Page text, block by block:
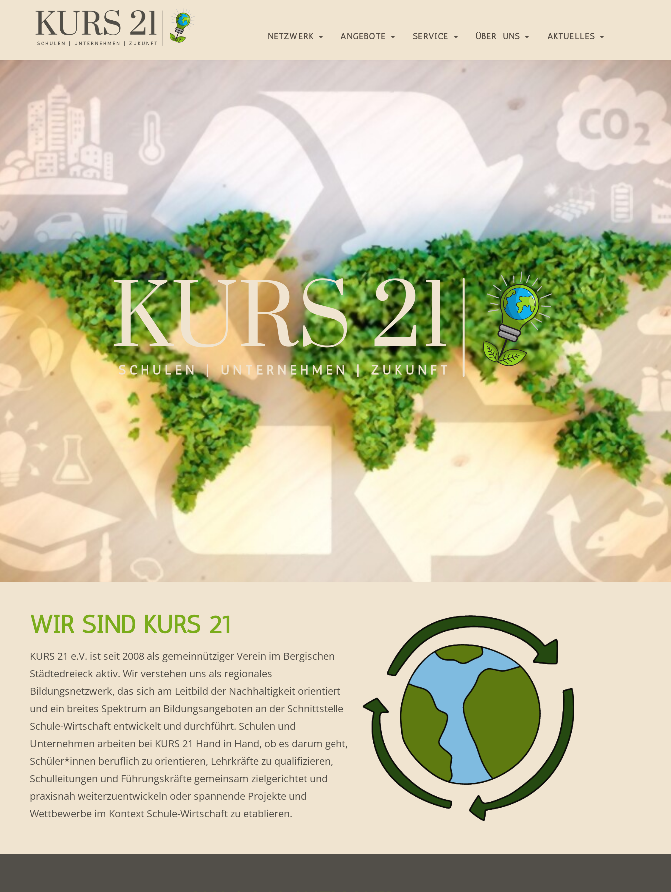
NETZWERK ANGEBOTE SERVICE ÜBER UNS AKTUELLES
WIR SIND KURS 21
KURS 21 e.V. ist seit 2008 als gemeinnütziger Verein im Bergischen
Städtedreieck aktiv. Wir verstehen uns als regionales
Bildungsnetzwerk, das sich am Leitbild der Nachhaltigkeit orientiert
und ein breites Spektrum an Bildungsangeboten an der Schnittstelle
Schule-Wirtschaft entwickelt und durchführt. Schulen und
Unternehmen arbeiten bei KURS 21 Hand in Hand, ob es darum geht,
Schüler*innen beruflich zu orientieren, Lehrkräfte zu qualifizieren,
Schulleitungen und Führungskräfte gemeinsam zielgerichtet und
praxisnah weiterzuentwickeln oder spannende Projekte und
Wettbewerbe im Kontext Schule-Wirtschaft zu etablieren.